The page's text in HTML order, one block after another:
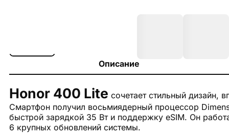
Описание
Honor 400 Lite сочетает стильный дизайн,
Смартфон получил восьмиядерный процессор
быстрой зарядкой 35 Вт и поддержку eSIM. Он
6 крупных обновлений системы.